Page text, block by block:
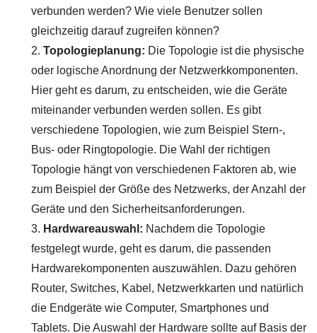
verbunden werden? Wie viele Benutzer sollen
gleichzeitig darauf zugreifen können?
Topologieplanung: Die Topologie ist die physische
oder logische Anordnung der Netzwerkkomponenten.
Hier geht es darum, zu entscheiden, wie die Geräte
miteinander verbunden werden sollen. Es gibt
verschiedene Topologien, wie zum Beispiel Stern-,
Bus- oder Ringtopologie. Die Wahl der richtigen
Topologie hängt von verschiedenen Faktoren ab, wie
zum Beispiel der Größe des Netzwerks, der Anzahl der
Geräte und den Sicherheitsanforderungen.
Hardwareauswahl: Nachdem die Topologie
festgelegt wurde, geht es darum, die passenden
Hardwarekomponenten auszuwählen. Dazu gehören
Router, Switches, Kabel, Netzwerkkarten und natürlich
die Endgeräte wie Computer, Smartphones und
Tablets. Die Auswahl der Hardware sollte auf Basis der